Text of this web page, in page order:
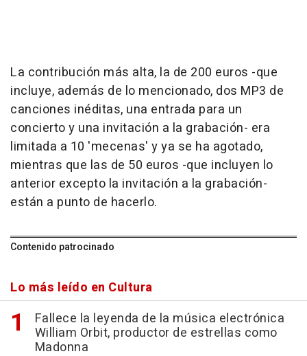
La contribución más alta, la de 200 euros -que
incluye, además de lo mencionado, dos MP3 de
canciones inéditas, una entrada para un
concierto y una invitación a la grabación- era
limitada a 10 'mecenas' y ya se ha agotado,
mientras que las de 50 euros -que incluyen lo
anterior excepto la invitación a la grabación-
están a punto de hacerlo.
Contenido patrocinado
Lo más leído en Cultura
Fallece la leyenda de la música electrónica
William Orbit, productor de estrellas como
Madonna